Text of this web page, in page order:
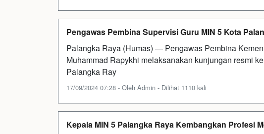
Pengawas Pembina Supervisi Guru MIN 5 Kota
Palangka Raya (Humas) — Pengawas Pembina
Muhammad Rapykhi melaksanakan kunjungan resmi
Palangka Ray
17/09/2024 07:28 - Oleh Admin - Dilihat 1110 kali
Kepala MIN 5 Palangka Raya Kembangkan Profesi